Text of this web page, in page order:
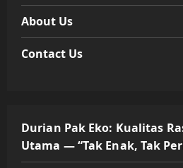
About Us
Contact Us
Durian Pak Eko: Kualitas
Utama — “Tak Enak, Tak